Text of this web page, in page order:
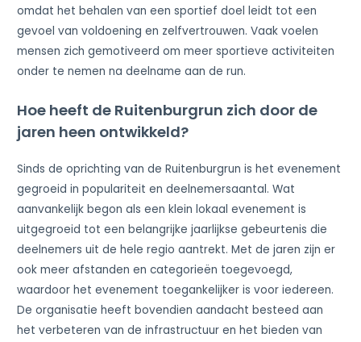
omdat het behalen van een sportief doel leidt tot een
gevoel van voldoening en zelfvertrouwen. Vaak voelen
mensen zich gemotiveerd om meer sportieve activiteiten
onder te nemen na deelname aan de run.
Hoe heeft de Ruitenburgrun zich door de
jaren heen ontwikkeld?
Sinds de oprichting van de Ruitenburgrun is het evenement
gegroeid in populariteit en deelnemersaantal. Wat
aanvankelijk begon als een klein lokaal evenement is
uitgegroeid tot een belangrijke jaarlijkse gebeurtenis die
deelnemers uit de hele regio aantrekt. Met de jaren zijn er
ook meer afstanden en categorieën toegevoegd,
waardoor het evenement toegankelijker is voor iedereen.
De organisatie heeft bovendien aandacht besteed aan
het verbeteren van de infrastructuur en het bieden van